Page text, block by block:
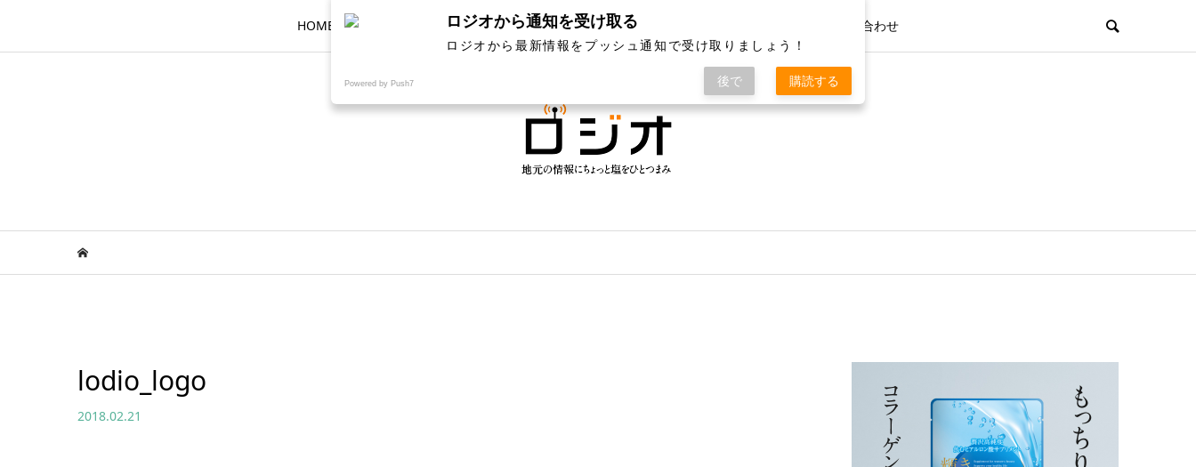
HOME ロジオって何？ 特集 記事ランキング お問い合わせ
lodio_logo
2018.02.21
ロジオから通知を受け取る
ロジオから最新情報をプッシュ通知で受け取りましょう！
Powered by Push7 後で 購読する